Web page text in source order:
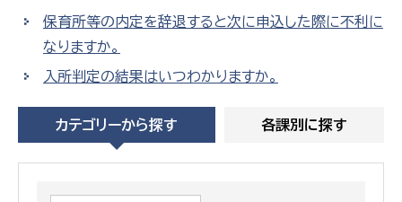
保育所等の内定を辞退すると次に申込した際に不利に
なりますか。
入所判定の結果はいつわかりますか。
カテゴリーから探す 各課別に探す